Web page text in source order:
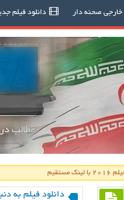
خارجی صحنه دار دانلود فیلم
دانلود فیلم به دنبال : فیلم